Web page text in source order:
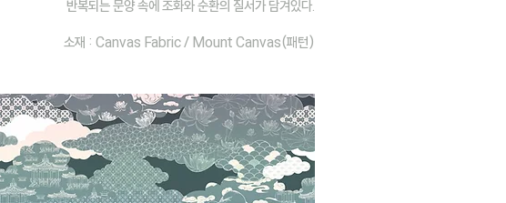
반복되는 문양 속에 조화와 순환의 질서가 담겨있다.
​소재 : Canvas Fabric / Mount Canvas(패턴)